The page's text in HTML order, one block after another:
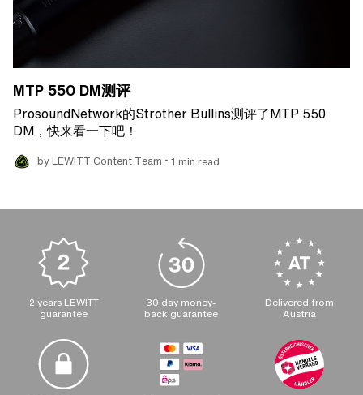
MTP 550 DM测评
ProsoundNetwork的Strother Bullins测评了MTP 550
DM，快来看一下吧！
by LEWITT Content Team • 1 min read
2 years LEWITT
guarantee
30 day money-
back guarantee
Delivered from
Austria